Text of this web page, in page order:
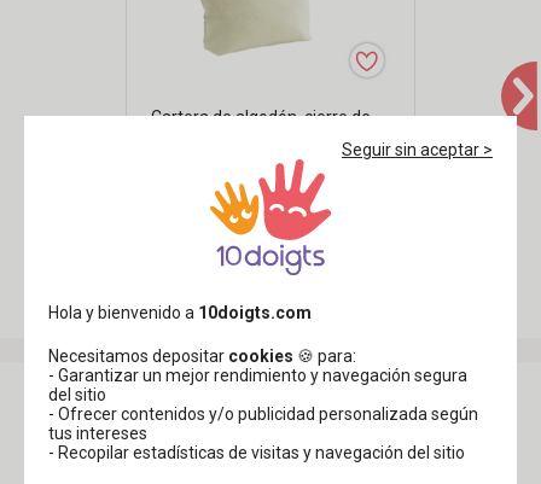
Cartera de algodón, cierre de
/pc
Ver todos los productos Bolsas, estuches de tela
Opinión del cliente
Seguir sin aceptar >
Hola y bienvenido a 10doigts.com
Necesitamos depositar cookies 🍪 para:
- Garantizar un mejor rendimiento y navegación segura
del sitio
- Ofrecer contenidos y/o publicidad personalizada según
tus intereses
- Recopilar estadísticas de visitas y navegación del sitio